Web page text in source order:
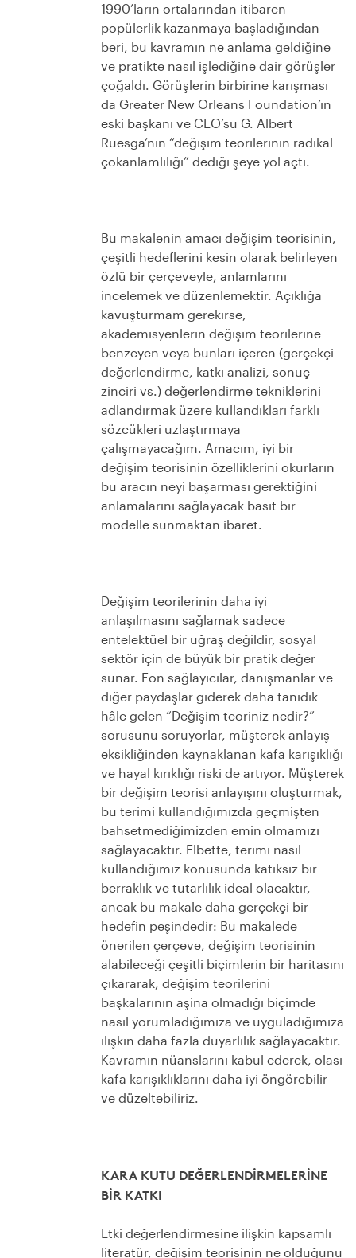
1990’ların ortalarından itibaren
popülerlik kazanmaya başladığından
beri, bu kavramın ne anlama geldiğine
ve pratikte nasıl işlediğine dair görüşler
çoğaldı. Görüşlerin birbirine karışması
da Greater New Orleans Foundation’ın
eski başkanı ve CEO’su G. Albert
Ruesga’nın “değişim teorilerinin radikal
çokanlamlılığı” dediği şeye yol açtı.
Bu makalenin amacı değişim teorisinin,
çeşitli hedeflerini kesin olarak belirleyen
özlü bir çerçeveyle, anlamlarını
incelemek ve düzenlemektir. Açıklığa
kavuşturmam gerekirse,
akademisyenlerin değişim teorilerine
benzeyen veya bunları içeren (gerçekçi
değerlendirme, katkı analizi, sonuç
zinciri vs.) değerlendirme tekniklerini
adlandırmak üzere kullandıkları farklı
sözcükleri uzlaştırmaya
çalışmayacağım. Amacım, iyi bir
değişim teorisinin özelliklerini okurların
bu aracın neyi başarması gerektiğini
anlamalarını sağlayacak basit bir
modelle sunmaktan ibaret.
Değişim teorilerinin daha iyi
anlaşılmasını sağlamak sadece
entelektüel bir uğraş değildir, sosyal
sektör için de büyük bir pratik değer
sunar. Fon sağlayıcılar, danışmanlar ve
diğer paydaşlar giderek daha tanıdık
hâle gelen “Değişim teoriniz nedir?”
sorusunu soruyorlar, müşterek anlayış
eksikliğinden kaynaklanan kafa karışıklığı
ve hayal kırıklığı riski de artıyor. Müşterek
bir değişim teorisi anlayışını oluşturmak,
bu terimi kullandığımızda geçmişten
bahsetmediğimizden emin olmamızı
sağlayacaktır. Elbette, terimi nasıl
kullandığımız konusunda katıksız bir
berraklık ve tutarlılık ideal olacaktır,
ancak bu makale daha gerçekçi bir
hedefin peşindedir: Bu makalede
önerilen çerçeve, değişim teorisinin
alabileceği çeşitli biçimlerin bir haritasını
çıkararak, değişim teorilerini
başkalarının aşina olmadığı biçimde
nasıl yorumladığımıza ve uyguladığımıza
ilişkin daha fazla duyarlılık sağlayacaktır.
Kavramın nüanslarını kabul ederek, olası
kafa karışıklıklarını daha iyi öngörebilir
ve düzeltebiliriz.
KARA KUTU DEĞERLENDİRMELERİNE
BİR KATKI
Etki değerlendirmesine ilişkin kapsamlı
literatür, değişim teorisinin ne olduğunu